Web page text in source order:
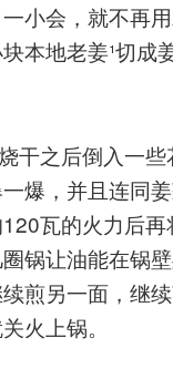
小会，就不再
本地老姜¹切成
干之后倒入一
爆，并且连同
瓦的火力后
锅让油能在锅
煎另一面，继
火上锅。